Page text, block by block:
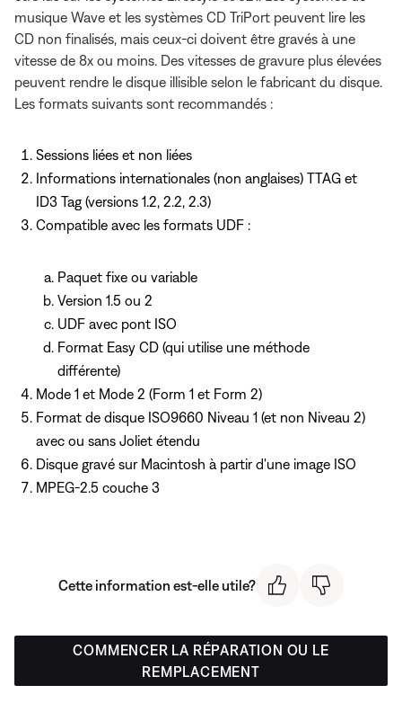
musique Wave et les systèmes CD TriPort peuvent lire les
CD non finalisés, mais ceux-ci doivent être gravés à une
vitesse de 8x ou moins. Des vitesses de gravure plus élevées
peuvent rendre le disque illisible selon le fabricant du disque.
Les formats suivants sont recommandés :
Sessions liées et non liées
Informations internationales (non anglaises) TTAG et
ID3 Tag (versions 1.2, 2.2, 2.3)
Compatible avec les formats UDF :
Paquet fixe ou variable
Version 1.5 ou 2
UDF avec pont ISO
Format Easy CD (qui utilise une méthode
différente)
Mode 1 et Mode 2 (Form 1 et Form 2)
Format de disque ISO9660 Niveau 1 (et non Niveau 2)
avec ou sans Joliet étendu
Disque gravé sur Macintosh à partir d'une image ISO
MPEG-2.5 couche 3
Cette information est-elle utile?
COMMENCER LA RÉPARATION OU LE
REMPLACEMENT